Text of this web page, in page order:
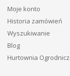
Moje konto
Historia zamówień
Wyszukiwanie
Blog
Hurtownia